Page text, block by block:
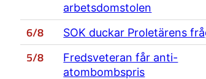
arbetsdomstolen
6/8 SOK duckar Proletärens
5/8
Fredsveteran får anti-
atombombspris